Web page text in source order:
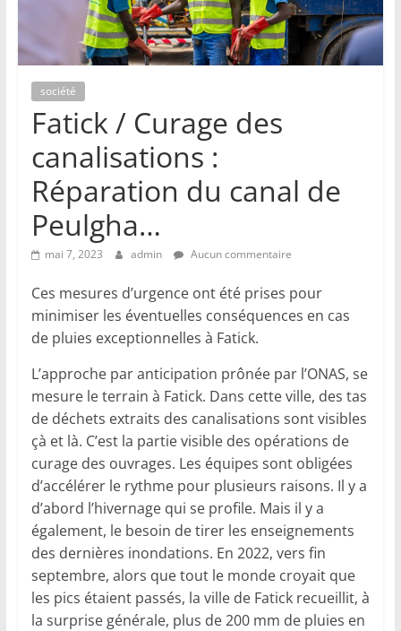
société
Fatick / Curage des
canalisations :
Réparation du canal de
Peulgha…
mai 7, 2023 admin Aucun commentaire
Ces mesures d’urgence ont été prises pour
minimiser les éventuelles conséquences en cas
de pluies exceptionnelles à Fatick.
L’approche par anticipation prônée par l’ONAS, se
mesure le terrain à Fatick. Dans cette ville, des tas
de déchets extraits des canalisations sont visibles
çà et là. C’est la partie visible des opérations de
curage des ouvrages. Les équipes sont obligées
d’accélérer le rythme pour plusieurs raisons. Il y a
d’abord l’hivernage qui se profile. Mais il y a
également, le besoin de tirer les enseignements
des dernières inondations. En 2022, vers fin
septembre, alors que tout le monde croyait que
les pics étaient passés, la ville de Fatick recueillit, à
la surprise générale, plus de 200 mm de pluies en